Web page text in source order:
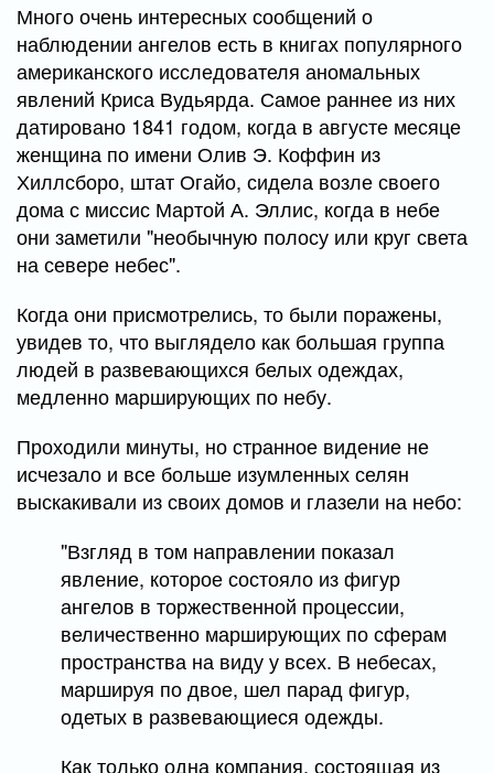
Много очень интересных сообщений о
наблюдении ангелов есть в книгах популярного
американского исследователя аномальных
явлений Криса Вудьярда. Самое раннее из них
датировано 1841 годом, когда в августе месяце
женщина по имени Олив Э. Коффин из
Хиллсборо, штат Огайо, сидела возле своего
дома с миссис Мартой А. Эллис, когда в небе
они заметили "необычную полосу или круг света
на севере небес".
Когда они присмотрелись, то были поражены,
увидев то, что выглядело как большая группа
людей в развевающихся белых одеждах,
медленно марширующих по небу.
Проходили минуты, но странное видение не
исчезало и все больше изумленных селян
выскакивали из своих домов и глазели на небо:
"Взгляд в том направлении показал
явление, которое состояло из фигур
ангелов в торжественной процессии,
величественно марширующих по сферам
пространства на виду у всех. В небесах,
маршируя по двое, шел парад фигур,
одетых в развевающиеся одежды.
Как только одна компания, состоящая из